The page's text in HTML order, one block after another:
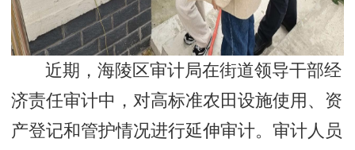
近期，海陵区审计局在街道领导干部经
济责任审计中，对高标准农田设施使用、资
产登记和管护情况进行延伸审计。审计人员